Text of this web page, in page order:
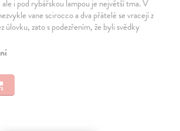
i pod rybářskou lampou je největší tma. V
vane scirocco a dva přátelé se vracejí z
úlovku, zato s podezřením, že byli svědky